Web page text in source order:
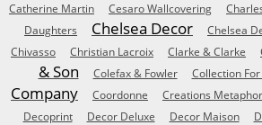
Catherine Martin
Cesaro Wallcovering
Daughters
Chelsea Decor Chelsea
Chivasso
Christian Lacroix Clarke & Clarke
& Son
Colefax & Fowler Collection
Company
Coordonne Creations
Decoprint
Decor Deluxe Decor Maison